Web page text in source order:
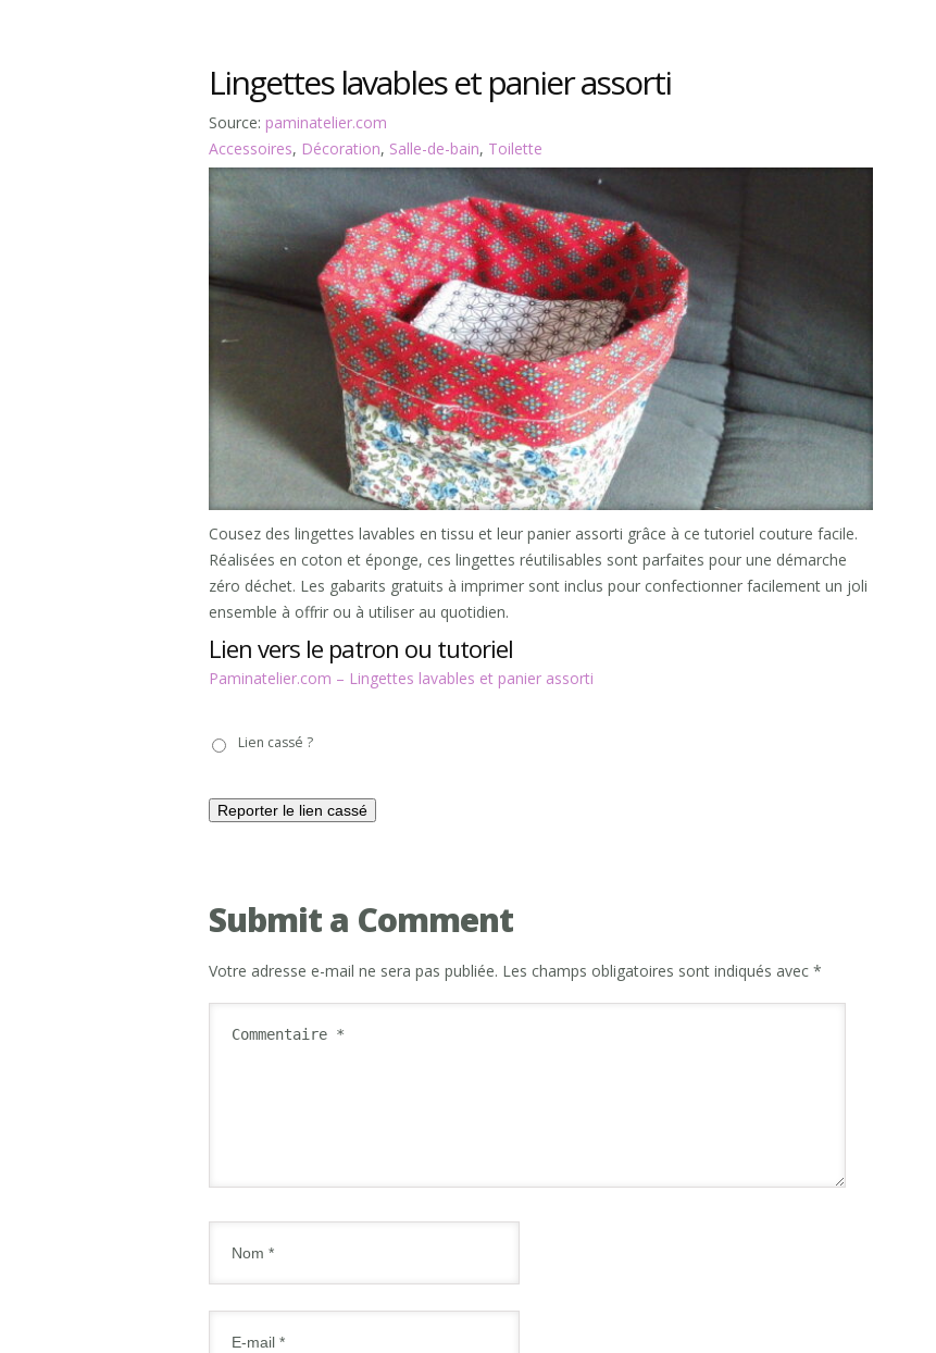
Lingettes lavables et panier assorti
Source: paminatelier.com
Accessoires, Décoration, Salle-de-bain, Toilette
Cousez des lingettes lavables en tissu et leur panier assorti grâce à ce tutoriel couture facile.
Réalisées en coton et éponge, ces lingettes réutilisables sont parfaites pour une démarche
zéro déchet. Les gabarits gratuits à imprimer sont inclus pour confectionner facilement un joli
ensemble à offrir ou à utiliser au quotidien.
Lien vers le patron ou tutoriel
Paminatelier.com – Lingettes lavables et panier assorti
casséLien cassé ?
Submit a Comment
Votre adresse e-mail ne sera pas publiée. Les champs obligatoires sont indiqués avec *